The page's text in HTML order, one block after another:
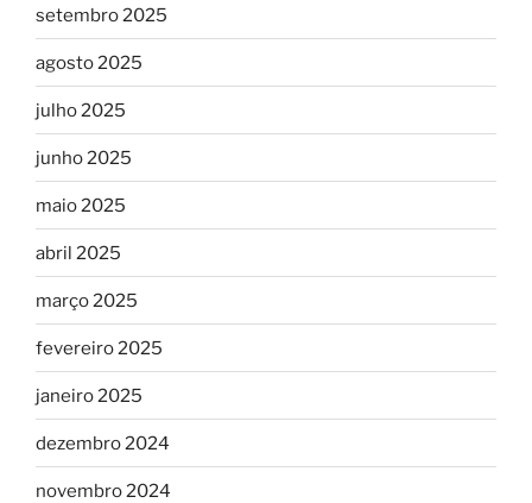
setembro 2025
agosto 2025
julho 2025
junho 2025
maio 2025
abril 2025
março 2025
fevereiro 2025
janeiro 2025
dezembro 2024
novembro 2024